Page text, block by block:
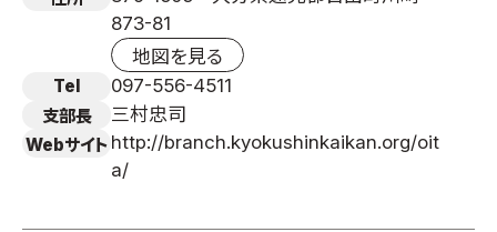
873-81
地図を見る
Tel 097-556-4511
支部長 三村忠司
Webサイト http://branch.kyokushinkaikan.org/oit
a/